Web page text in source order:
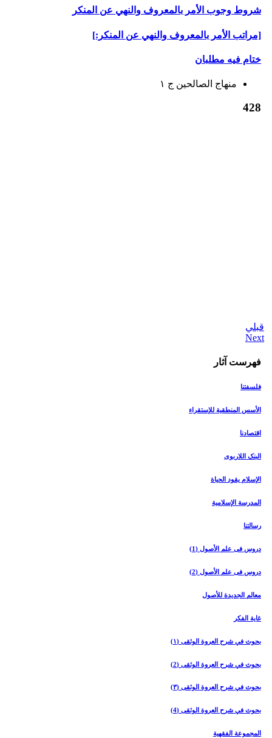
شروط وجوب الأمر بالمعروف والنهي عن المنكر
[مراتب الأمر بالمعروف والنهي عن المنكر:]
ختام فيه مطلبان
منهاج الصالحين‏ ج ۱
428
قبلي
فهرست آثار
فلسفتنا
الأسس المنطقیة للإستقراء
اقتصادنا
البنک اللاربوی
الإسلام یقود الحیاة
المدرسة الإسلامیة
رسالتنا
دروس فی علم الأصول (1)
دروس فی علم الأصول (2)
معالم الجدیدة للأصول
غایة الفکر
بحوث في شرح العروة الوثقی (۱)
بحوث في شرح العروة الوثقی (2)
بحوث في شرح العروة الوثقی (۳)
بحوث في شرح العروة الوثقی (4)
المجموعة الفقهیة